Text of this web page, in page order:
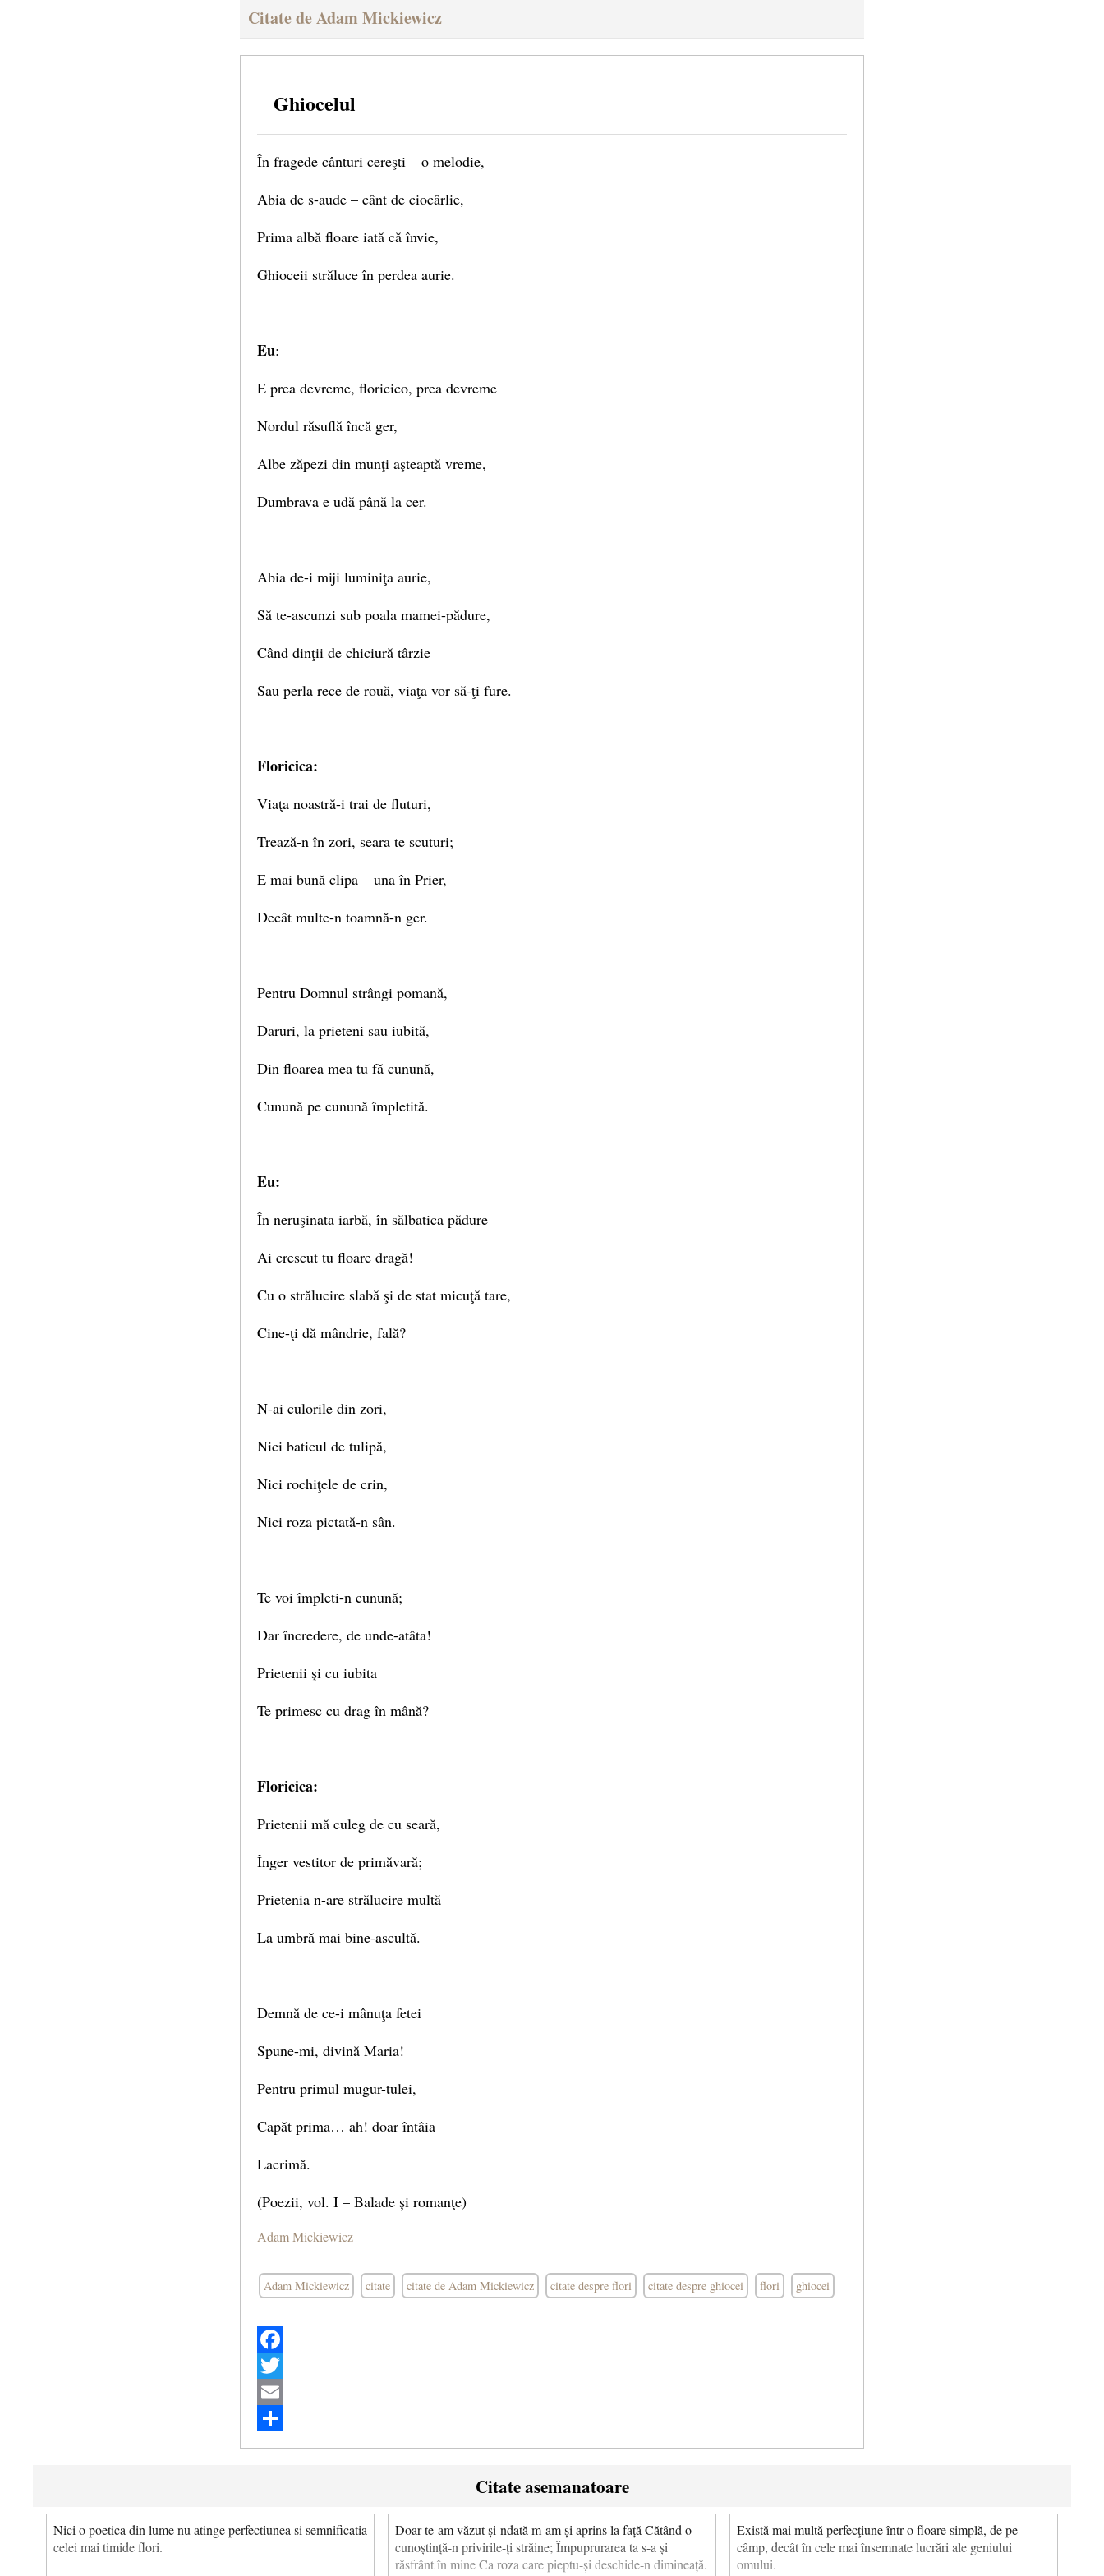
Citate de Adam Mickiewicz
Ghiocelul
În fragede cânturi cereşti – o melodie,
Abia de s-aude – cânt de ciocârlie,
Prima albă floare iată că învie,
Ghioceii străluce în perdea aurie.
Eu:
E prea devreme, floricico, prea devreme
Nordul răsuflă încă ger,
Albe zăpezi din munţi aşteaptă vreme,
Dumbrava e udă până la cer.
Abia de-i miji luminiţa aurie,
Să te-ascunzi sub poala mamei-pădure,
Când dinţii de chiciură târzie
Sau perla rece de rouă, viaţa vor să-ţi fure.
Floricica:
Viaţa noastră-i trai de fluturi,
Trează-n în zori, seara te scuturi;
E mai bună clipa – una în Prier,
Decât multe-n toamnă-n ger.
Pentru Domnul strângi pomană,
Daruri, la prieteni sau iubită,
Din floarea mea tu fă cunună,
Cunună pe cunună împletită.
Eu:
În neruşinata iarbă, în sălbatica pădure
Ai crescut tu floare dragă!
Cu o strălucire slabă şi de stat micuţă tare,
Cine-ţi dă mândrie, fală?
N-ai culorile din zori,
Nici baticul de tulipă,
Nici rochiţele de crin,
Nici roza pictată-n sân.
Te voi împleti-n cunună;
Dar încredere, de unde-atâta!
Prietenii şi cu iubita
Te primesc cu drag în mână?
Floricica:
Prietenii mă culeg de cu seară,
Înger vestitor de primăvară;
Prietenia n-are strălucire multă
La umbră mai bine-ascultă.
Demnă de ce-i mânuţa fetei
Spune-mi, divină Maria!
Pentru primul mugur-tulei,
Capăt prima… ah! doar întâia
Lacrimă.
(Poezii, vol. I – Balade și romanţe)
Adam Mickiewicz
Adam Mickiewicz citate citate de Adam Mickiewicz citate despre flori citate despre ghiocei flori ghiocei
Facebook
Twitter
Email
Share
Citate asemanatoare
Nici o poetica din lume nu atinge perfectiunea si semnificatia
celei mai timide flori.
Doar te-am văzut și-ndată m-am și aprins la față Cătând o
cunoștință-n privirile-ți străine; Împuprurarea ta s-a și
răsfrânt în mine Ca roza care pieptu-și deschide-n dimineață.
Există mai multă perfecţiune într-o floare simplă, de pe
câmp, decât în cele mai însemnate lucrări ale geniului
omului.